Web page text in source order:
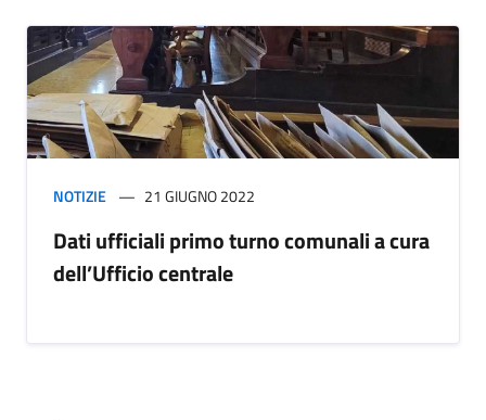
NOTIZIE 21 GIUGNO 2022
Dati ufficiali primo turno comunali a cura
dell’Ufficio centrale